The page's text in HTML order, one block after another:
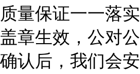
质量保证一一落
盖章生效，公对
确认后，我们会